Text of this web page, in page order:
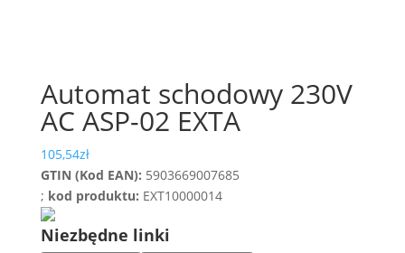
Automat schodowy 230V
AC ASP-02 EXTA
105,54zł
GTIN (Kod EAN): 5903669007685
; kod produktu: EXT10000014
Niezbędne linki